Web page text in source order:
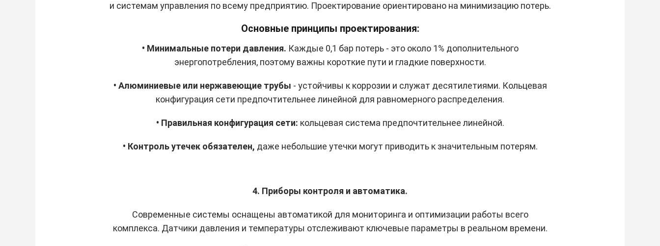
и системам управления по всему предприятию. Проектирование ориентировано на минимизацию потерь.
Основные принципы проектирования:
• Минимальные потери давления. Каждые 0,1 бар потерь - это около 1% дополнительного
энергопотребления, поэтому важны короткие пути и гладкие поверхности.
• Алюминиевые или нержавеющие трубы - устойчивы к коррозии и служат десятилетиями. Кольцевая
конфигурация сети предпочтительнее линейной для равномерного распределения.
• Правильная конфигурация сети: кольцевая система предпочтительнее линейной.
• Контроль утечек обязателен, даже небольшие утечки могут приводить к значительным потерям.
4. Приборы контроля и автоматика.
Современные системы оснащены автоматикой для мониторинга и оптимизации работы всего
комплекса. Датчики давления и температуры отслеживают ключевые параметры в реальном времени.